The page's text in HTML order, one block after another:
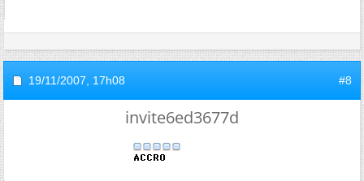
19/11/2007, 17h08 #8
invite6ed3677d